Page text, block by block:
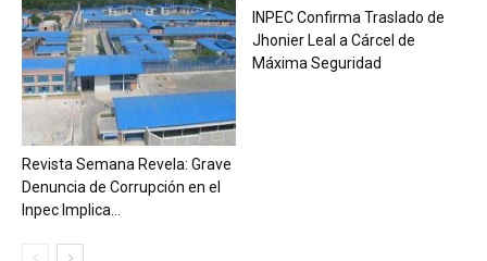
Revista Semana Revela: Grave
Denuncia de Corrupción en el
Inpec Implica...
INPEC Confirma Traslado de
Jhonier Leal a Cárcel de
Máxima Seguridad